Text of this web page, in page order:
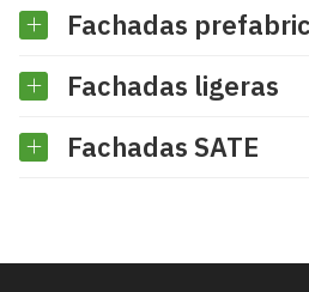
Fachadas
Fachadas ligeras
Fachadas SATE